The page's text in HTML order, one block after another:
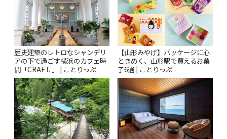
歴史建築のレトロなシャンデリ
アの下で過ごす横浜のカフェ時
間「CRAFT. 」 | ことりっぷ
【山形みやげ】パッケージに心
ときめく、山形駅で買えるお菓
子6選 | ことりっぷ